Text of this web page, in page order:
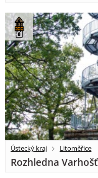
Ústecký kraj Litoměřice
Rozhledna Varhošť